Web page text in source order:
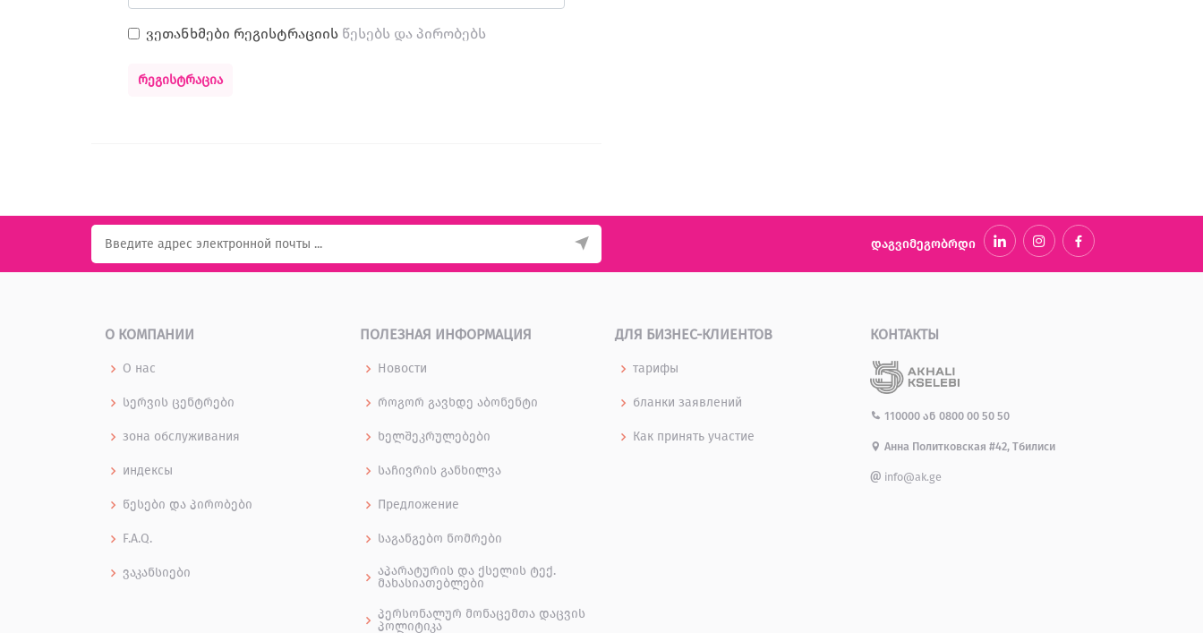
ვეთანხმები რეგისტრაციის წესებს და პირობებს
ᲠᲔᲒᲘᲡᲢᲠᲐᲪᲘᲐ
დაგვიმეგობრდი
О КОМПАНИИ
О нас
სერვის ცენტრები
зона обслуживания
индексы
წესები და პირობები
F.A.Q.
ვაკანსიები
ПОЛЕЗНАЯ ИНФОРМАЦИЯ
Новости
როგორ გავხდე აბონენტი
ხელშეკრულებები
საჩივრის განხილვა
Предложение
საგანგებო ნომრები
აპარატურის და ქსელის ტექ.
მახასიათებლები
პერსონალურ მონაცემთა დაცვის
პოლიტიკა
ДЛЯ БИЗНЕС-КЛИЕНТОВ
тарифы
бланки заявлений
Как принять участие
КОНТАКТЫ
110000 ან 0800 00 50 50
Анна Политковская #42, Тбилиси
info@ak.ge